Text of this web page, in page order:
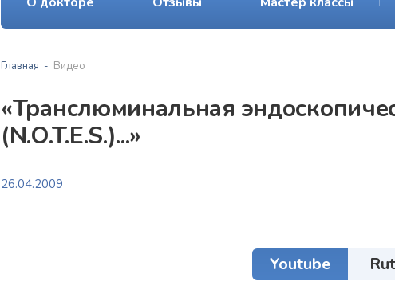
Главная Видео
«Транслюминальная
(N.O.T.E.S.)...»
26.04.2009
Youtube